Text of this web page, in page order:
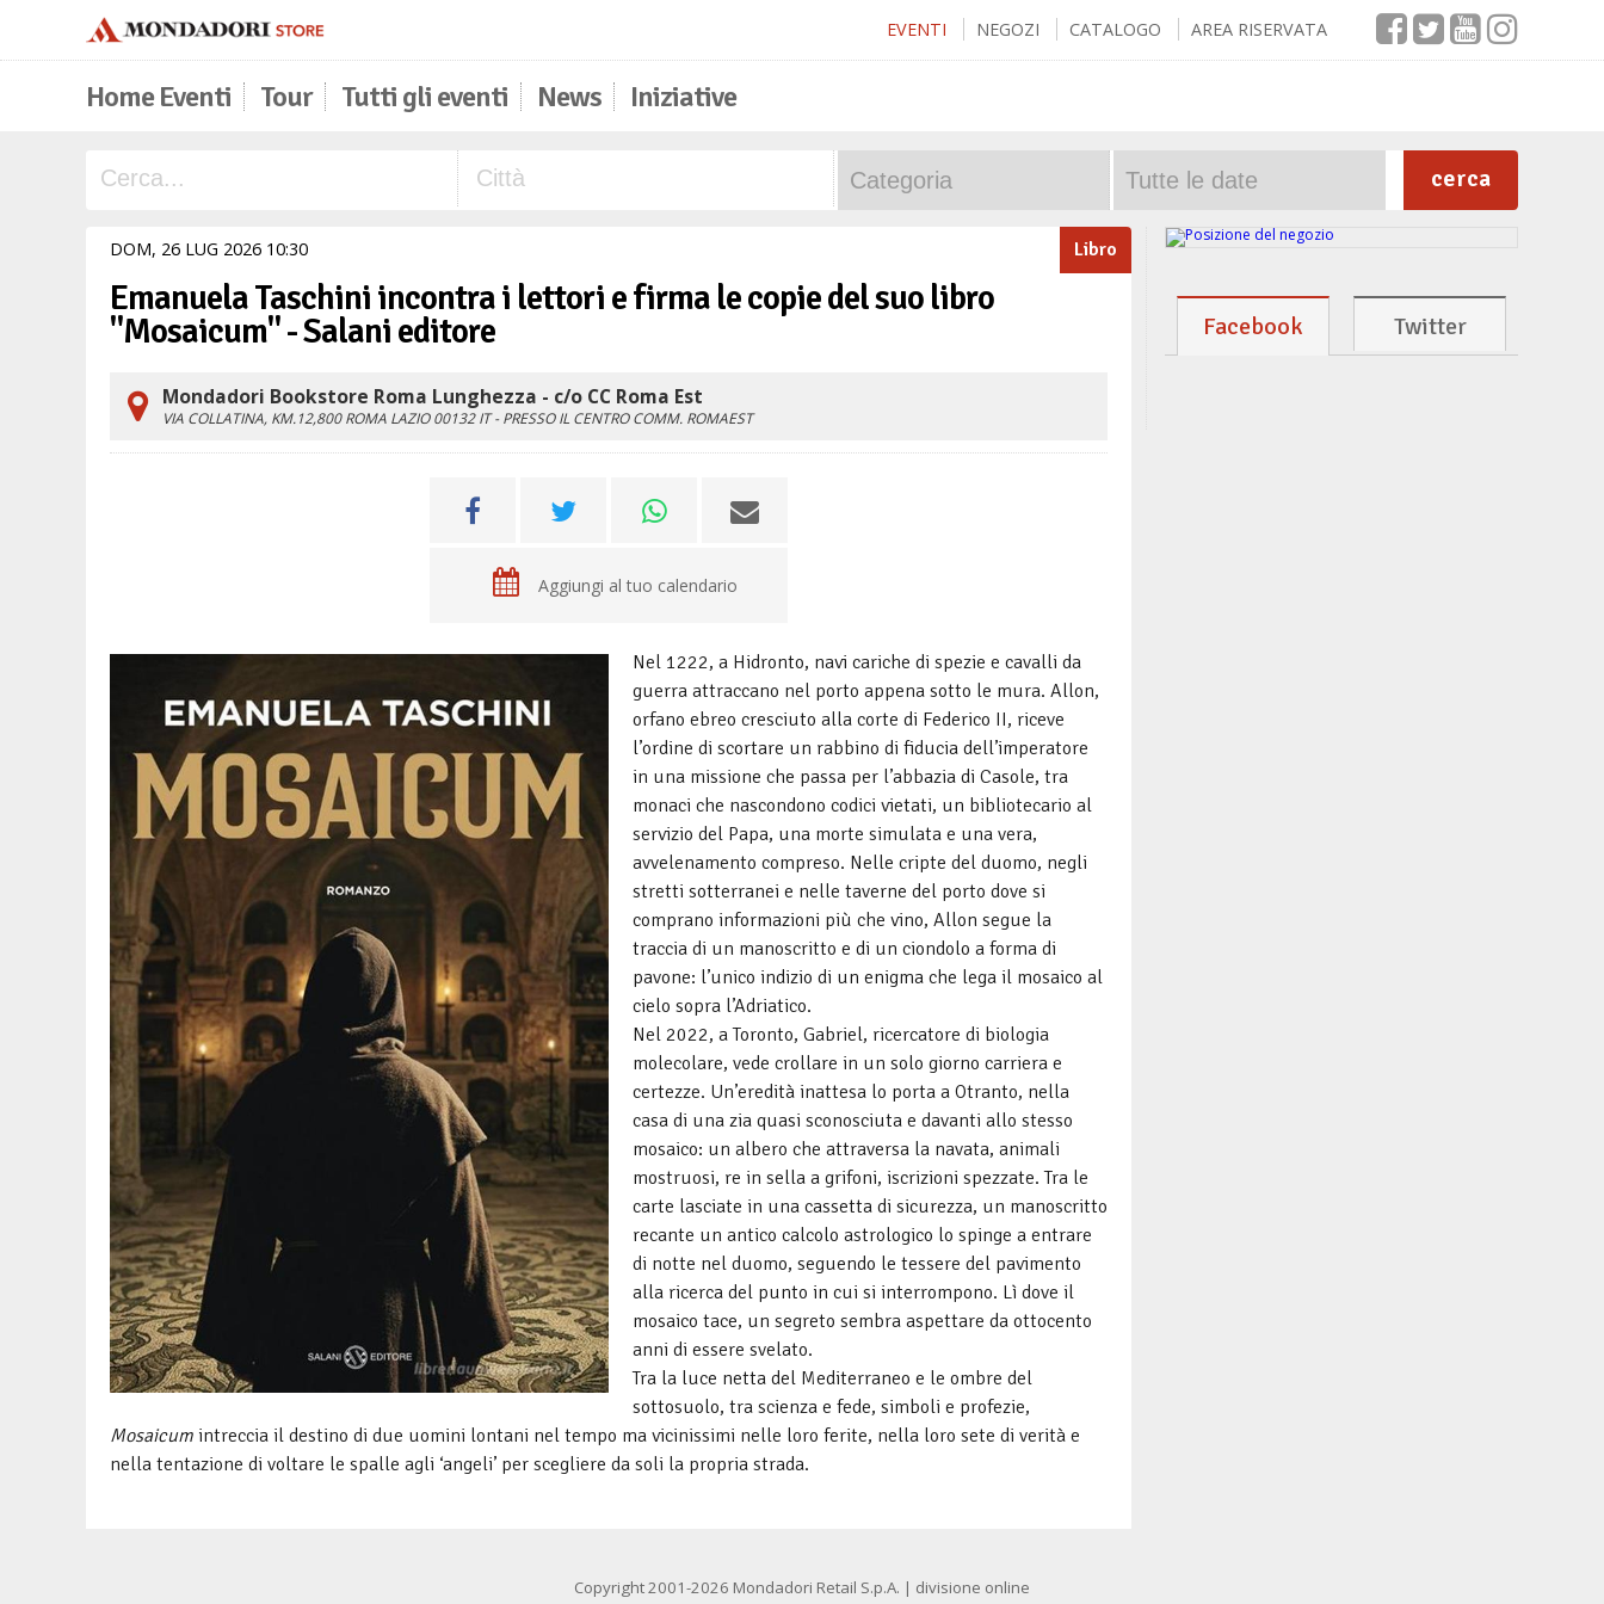
EVENTI NEGOZI CATALOGO AREA RISERVATA
Home Eventi Tour Tutti gli eventi News Iniziative
cerca
Libro
DOM, 26 LUG 2026 1030
Emanuela Taschini incontra i lettori e firma le copie del suo libro
"Mosaicum" - Salani editore
Mondadori Bookstore Roma Lunghezza - c/o CC Roma Est
VIA COLLATINA, KM.12,800ROMA LAZIO 00132 IT - PRESSO IL CENTRO COMM. ROMAEST
Aggiungi al tuo calendario
Nel 1222, a Hidronto, navi cariche di spezie e cavalli da
guerra attraccano nel porto appena sotto le mura. Allon,
orfano ebreo cresciuto alla corte di Federico II, riceve
l’ordine di scortare un rabbino di fiducia dell’imperatore
in una missione che passa per l’abbazia di Casole, tra
monaci che nascondono codici vietati, un bibliotecario al
servizio del Papa, una morte simulata e una vera,
avvelenamento compreso. Nelle cripte del duomo, negli
stretti sotterranei e nelle taverne del porto dove si
comprano informazioni più che vino, Allon segue la
traccia di un manoscritto e di un ciondolo a forma di
pavone: l’unico indizio di un enigma che lega il mosaico al
cielo sopra l’Adriatico.
Nel 2022, a Toronto, Gabriel, ricercatore di biologia
molecolare, vede crollare in un solo giorno carriera e
certezze. Un’eredità inattesa lo porta a Otranto, nella
casa di una zia quasi sconosciuta e davanti allo stesso
mosaico: un albero che attraversa la navata, animali
mostruosi, re in sella a grifoni, iscrizioni spezzate. Tra le
carte lasciate in una cassetta di sicurezza, un manoscritto
recante un antico calcolo astrologico lo spinge a entrare
di notte nel duomo, seguendo le tessere del pavimento
alla ricerca del punto in cui si interrompono. Lì dove il
mosaico tace, un segreto sembra aspettare da ottocento
anni di essere svelato.
Tra la luce netta del Mediterraneo e le ombre del
sottosuolo, tra scienza e fede, simboli e profezie,
Mosaicum intreccia il destino di due uomini lontani nel tempo ma vicinissimi nelle loro ferite, nella loro sete di verità e
nella tentazione di voltare le spalle agli ‘angeli’ per scegliere da soli la propria strada.
Facebook Twitter
Copyright 2001-2026 Mondadori Retail S.p.A. | divisione online